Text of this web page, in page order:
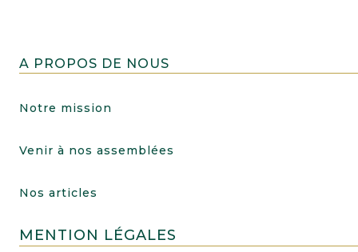
A PROPOS DE NOUS
Notre mission
Venir à nos assemblées
Nos articles
MENTION LÉGALES